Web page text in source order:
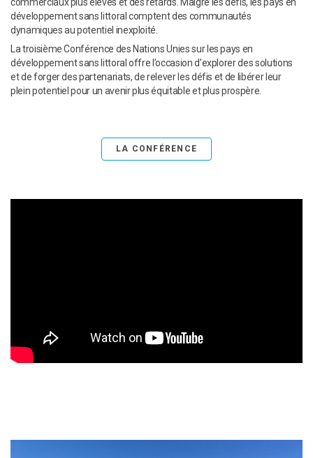
développement sans littoral comptent des communautés
dynamiques au potentiel inexploité.
La troisième Conférence des Nations Unies sur les pays en
développement sans littoral offre l’occasion d’explorer des solutions
et de forger des partenariats, de relever les défis et de libérer leur
plein potentiel pour un avenir plus équitable et plus prospère.
LA CONFÉRENCE